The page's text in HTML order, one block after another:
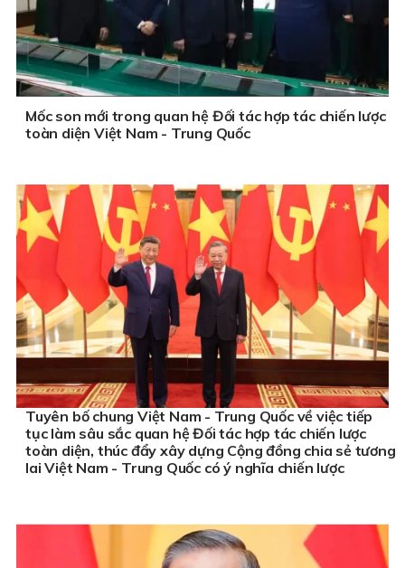
Mốc son mới trong quan hệ Đối tác hợp tác chiến lược
toàn diện Việt Nam - Trung Quốc
Tuyên bố chung Việt Nam - Trung Quốc về việc tiếp
tục làm sâu sắc quan hệ Đối tác hợp tác chiến lược
toàn diện, thúc đẩy xây dựng Cộng đồng chia sẻ tương
lai Việt Nam - Trung Quốc có ý nghĩa chiến lược